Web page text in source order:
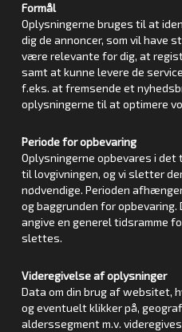
Formål
Oplysningerne bruges til at
dig de annoncer, som vil have
være relevante for dig, at
samt at kunne levere de
f.eks. at fremsende et
oplysningerne til at optimere
Periode for opbevaring
Oplysningerne opbevares i
til lovgivningen, og vi sletter
nødvendige. Perioden
og baggrunden for
angive en generel tidsramme
slettes.
Videregivelse af oplysninger
Data om din brug af websitet,
og eventuelt klikker på,
alderssegment m.v.